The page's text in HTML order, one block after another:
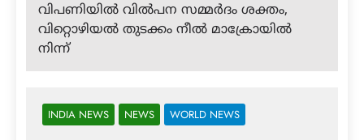
വിപണിയില്‍ വില്‍പന സമ്മര്‍ദം ശക്തം,
വിറ്റൊഴിയല്‍ തുടക്കം നീല്‍ മാക്രോയില്‍
നിന്ന്
INDIA NEWS NEWS WORLD NEWS